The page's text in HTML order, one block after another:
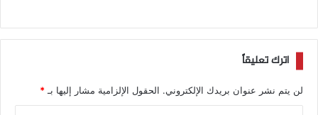
اترك تعليقاً
لن يتم نشر عنوان بريدك الإلكتروني. الحقول الإلزامية مشار إليها بـ *